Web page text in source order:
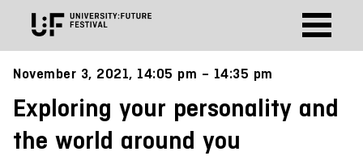
November 3, 2021, 14:05 pm – 14:35 pm
Exploring your personality and
the world around you